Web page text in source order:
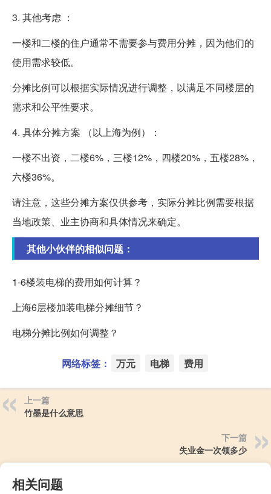
3. 其他考虑 ：
一楼和二楼的住户通常不需要参与费用分摊，因为他们的
使用需求较低。
分摊比例可以根据实际情况进行调整，以满足不同楼层的
需求和公平性要求。
4. 具体分摊方案 （以上海为例）：
一楼不出资，二楼6%，三楼12%，四楼20%，五楼28%，
六楼36%。
请注意，这些分摊方案仅供参考，实际分摊比例需要根据
当地政策、业主协商和具体情况来确定。
其他小伙伴的相似问题：
1-6楼装电梯的费用如何计算？
上海6层楼加装电梯分摊细节？
电梯分摊比例如何调整？
网络标签： 万元 电梯 费用
上一篇
竹墨是什么意思
下一篇
失业金一次领多少
相关问题